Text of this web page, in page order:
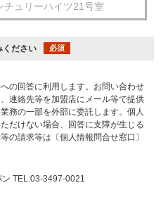
ださい 必須
の回答に利用します。お問い合わせ
連絡先等を加盟店にメール等で提供
務の一部を外部に委託します。個人
だけない場合、回答に支障が生じる
の請求等は〔個人情報問合せ窓口〕
TEL:03-3497-0021